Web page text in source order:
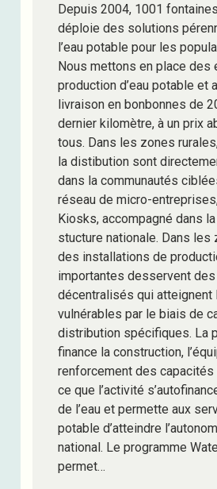
Depuis 2004, 1001
déploie des solutions
l’eau potable pour les
Nous mettons en place des
production d’eau potable et
livraison en bonbonnes de
dernier kilomètre, à un prix
tous. Dans les zones
la distibution sont
dans la communautés
réseau de micro-
Kiosks, accompagné dans
stucture nationale. Dans les
des installations de
importantes desservent
décentralisés qui atteignent
vulnérables par le biais de
distribution spécifiques. La
finance la construction,
renforcement des capacités
ce que l’activité
de l’eau et permette aux
potable d’atteindre
national. Le programme
permet…